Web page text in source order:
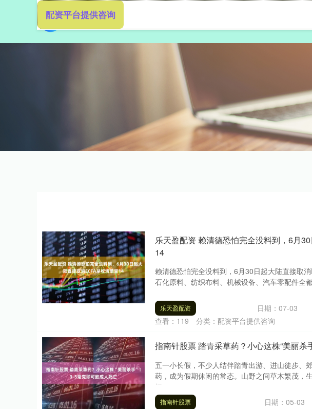
配资平台提供咨询
乐天盈配资 赖清德恐怕完全没料到，6月
14
赖清德恐怕完全没料到，6月30日起大陆直接取
石化原料、纺织布料、机械设备、汽车零配件全
乐天盈配资 日期：07-03
查看： 119 分类： 配资平台提供咨询
指南针股票 踏青采草药？小心这株“美丽杀
五一小长假，不少人结伴踏青出游、进山徒步、
药，成为假期休闲的常态。山野之间草木繁茂，
间....
指南针股票 日期：05-03